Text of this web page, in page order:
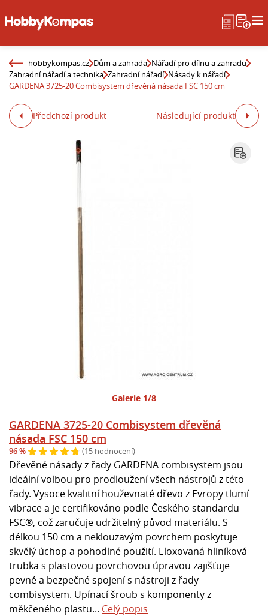
hobbykompas.cz Dům a zahrada Nářadí pro dílnu a zahradu
Zahradní nářadí a technika Zahradní nářadí Násady k nářadí
GARDENA 3725-20 Combisystem dřevěná násada FSC 150 cm
Předchozí produkt Následující produkt
Galerie 1/8
GARDENA 3725-20 Combisystem dřevěná
násada FSC 150 cm
96 % (15 hodnocení)
Dřevěné násady z řady GARDENA combisystem jsou
ideální volbou pro prodloužení všech nástrojů z této
řady. Vysoce kvalitní houževnaté dřevo z Evropy tlumí
vibrace a je certifikováno podle Českého standardu
FSC®, což zaručuje udržitelný původ materiálu. S
délkou 150 cm a neklouzavým povrchem poskytuje
skvělý úchop a pohodlné použití. Eloxovaná hliníková
trubka s plastovou povrchovou úpravou zajišťuje
pevné a bezpečné spojení s nástroji z řady
combisystem. Upínací šroub s komponenty z
měkčeného plastu... Celý popis